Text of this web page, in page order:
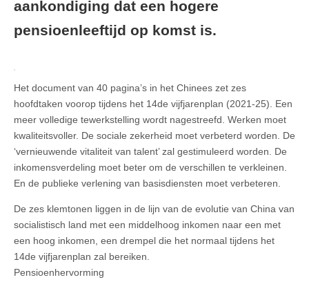
aankondiging dat een hogere
pensioenleeftijd op komst is.
Het document van 40 pagina’s in het Chinees zet zes
hoofdtaken voorop tijdens het 14de vijfjarenplan (2021-25). Een
meer volledige tewerkstelling wordt nagestreefd. Werken moet
kwaliteitsvoller. De sociale zekerheid moet verbeterd worden. De
‘vernieuwende vitaliteit van talent’ zal gestimuleerd worden. De
inkomensverdeling moet beter om de verschillen te verkleinen.
En de publieke verlening van basisdiensten moet verbeteren.
De zes klemtonen liggen in de lijn van de evolutie van China van
socialistisch land met een middelhoog inkomen naar een met
een hoog inkomen, een drempel die het normaal tijdens het
14de vijfjarenplan zal bereiken.
Pensioenhervorming